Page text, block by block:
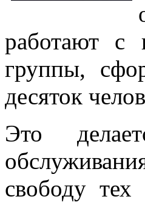
работают с
группы,
десяток
Это
свободу